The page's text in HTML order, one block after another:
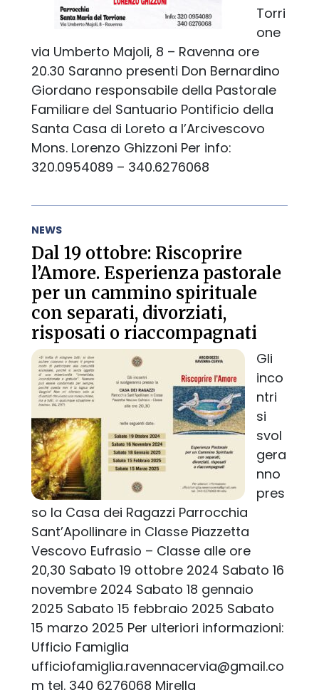
Torri
one
via Umberto Majoli, 8 – Ravenna ore
20.30 Saranno presenti Don Bernardino
Giordano responsabile della Pastorale
Familiare del Santuario Pontificio della
Santa Casa di Loreto a l’Arcivescovo
Mons. Lorenzo Ghizzoni Per info:
320.0954089 – 340.6276068
NEWS
Dal 19 ottobre: Riscoprire
l’Amore. Esperienza pastorale
per un cammino spirituale
con separati, divorziati,
risposati o riaccompagnati
Gli
inco
ntri
si
svol
gera
nno
pres
so la Casa dei Ragazzi Parrocchia
Sant’Apollinare in Classe Piazzetta
Vescovo Eufrasio – Classe alle ore
20,30 Sabato 19 ottobre 2024 Sabato 16
novembre 2024 Sabato 18 gennaio
2025 Sabato 15 febbraio 2025 Sabato
15 marzo 2025 Per ulteriori informazioni:
Ufficio Famiglia
ufficiofamiglia.ravennacervia@gmail.co
m tel. 340 6276068 Mirella